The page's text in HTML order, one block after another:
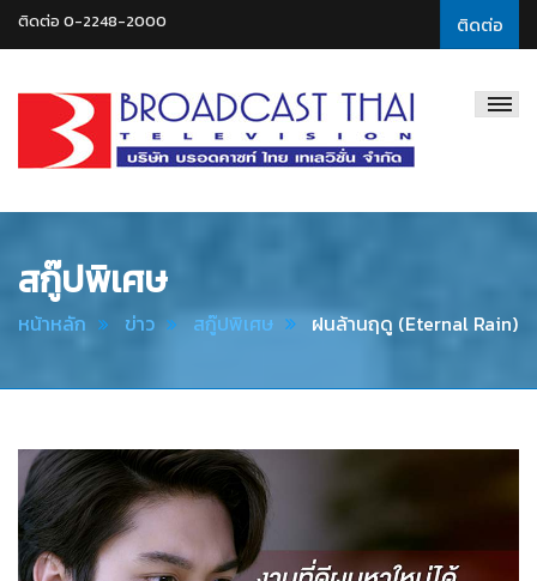
ติดต่อ
ติดต่อ 0-2248-2000
Thai
สกู๊ปพิเศษ
หน้าหลัก ข่าว สกู๊ปพิเศษ ฝนล้านฤดู (Eternal Rain)